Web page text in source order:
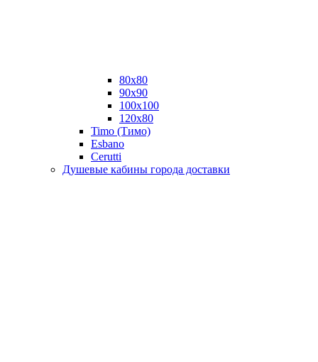
80x80
90x90
100x100
120x80
Timo (Тимо)
Esbano
Сerutti
Душевые кабины города доставки